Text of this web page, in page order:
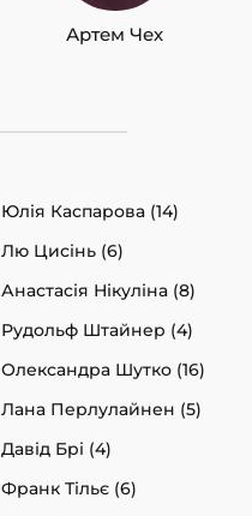
Артем Чех
Юлія Каспарова (14)
Лю Цисінь (6)
Анастасія Нікуліна (8)
Рудольф Штайнер (4)
Олександра Шутко (16)
Лана Перлулайнен (5)
Давід Брі (4)
Франк Тільє (6)